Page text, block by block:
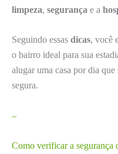
limpeza, segurança e a
Seguindo essas dicas, você
o bairro ideal para sua
alugar uma casa por dia
segura.
–
Como verificar a segurança